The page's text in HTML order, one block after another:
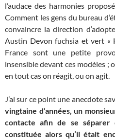
l’audace des harmonies
Comment les gens du bureau
convaincre la direction
Austin Devon fuchsia et vert «
France sont une petite
insensible devant ces modèles ;
en tout cas on réagit, ou on agit.
J’ai sur ce point une anecdote
vingtaine d’années, un
contacte afin de se séparer
constituée alors qu’il était